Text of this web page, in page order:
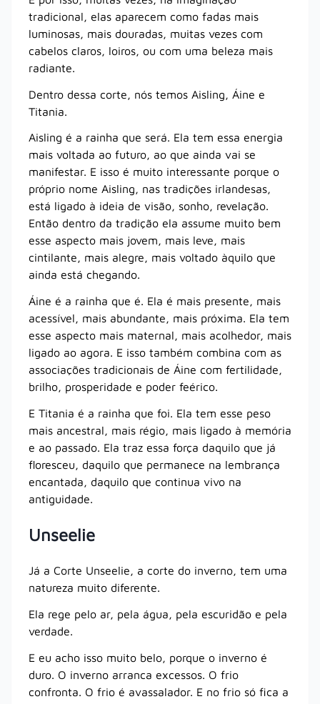
tradicional, elas aparecem como fadas mais
luminosas, mais douradas, muitas vezes com
cabelos claros, loiros, ou com uma beleza mais
radiante.
Dentro dessa corte, nós temos Aisling, Áine e
Titania.
Aisling é a rainha que será. Ela tem essa energia
mais voltada ao futuro, ao que ainda vai se
manifestar. E isso é muito interessante porque o
próprio nome Aisling, nas tradições irlandesas,
está ligado à ideia de visão, sonho, revelação.
Então dentro da tradição ela assume muito bem
esse aspecto mais jovem, mais leve, mais
cintilante, mais alegre, mais voltado àquilo que
ainda está chegando.
Áine é a rainha que é. Ela é mais presente, mais
acessível, mais abundante, mais próxima. Ela tem
esse aspecto mais maternal, mais acolhedor, mais
ligado ao agora. E isso também combina com as
associações tradicionais de Áine com fertilidade,
brilho, prosperidade e poder feérico.
E Titania é a rainha que foi. Ela tem esse peso
mais ancestral, mais régio, mais ligado à memória
e ao passado. Ela traz essa força daquilo que já
floresceu, daquilo que permanece na lembrança
encantada, daquilo que continua vivo na
antiguidade.
Unseelie
Já a Corte Unseelie, a corte do inverno, tem uma
natureza muito diferente.
Ela rege pelo ar, pela água, pela escuridão e pela
verdade.
E eu acho isso muito belo, porque o inverno é
duro. O inverno arranca excessos. O frio
confronta. O frio é avassalador. E no frio só fica a